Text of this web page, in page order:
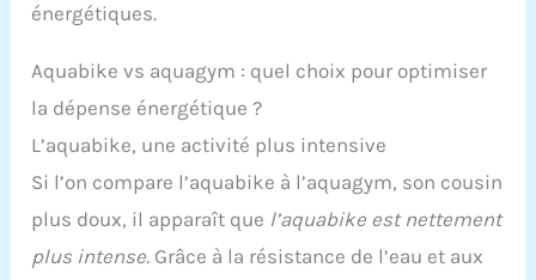
énergétiques.
Aquabike vs aquagym : quel choix pour optimiser
la dépense énergétique ?
L’aquabike, une activité plus intensive
Si l’on compare l’aquabike à l’aquagym, son cousin
plus doux, il apparaît que l’aquabike est nettement
plus intense. Grâce à la résistance de l’eau et aux